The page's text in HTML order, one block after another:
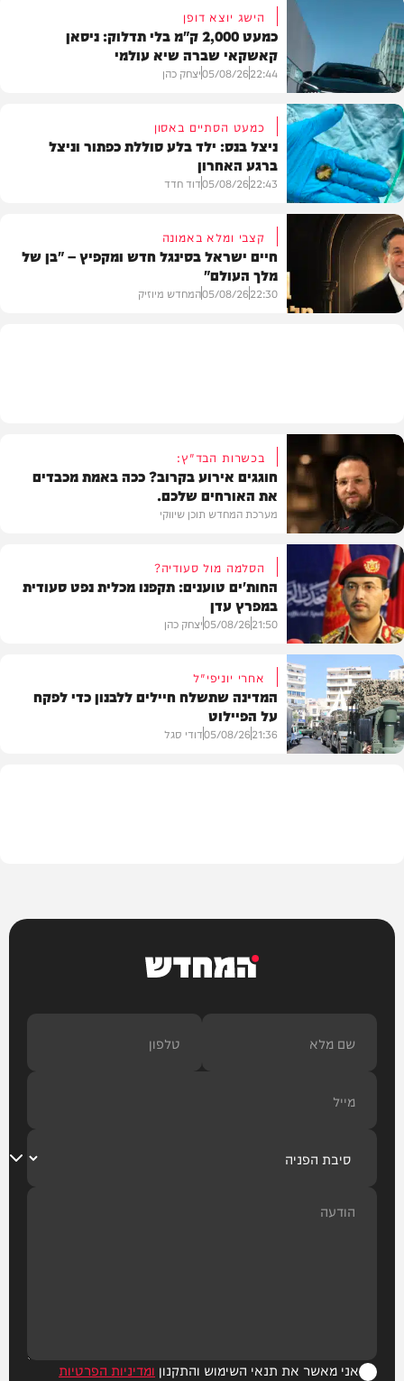
חדשות הרכב
הישג יוצא דופן
כמעט 2,000 ק"מ בלי תדלוק: ניסאן
קאשקאי שברה שיא עולמי
22:44
05/08/26יצחק כהן
בריאות
כמעט הסתיים באסון
ניצל בנס: ילד בלע סוללת כפתור וניצל
ברגע האחרון
22:43
05/08/26דוד חדד
קצבי ומלא באמונה
חיים ישראל בסינגל חדש ומקפיץ – "בן של
מלך העולם"
22:30
05/08/26המחדש מיוזיק
תוכן שיווקי
בכשרות הבד"ץ:
חוגגים אירוע בקרוב? ככה באמת מכבדים
את האורחים שלכם.
מערכת המחדש תוכן שיווקי
צבא וביטחון
הסלמה מול סעודיה?
החות'ים טוענים: תקפנו מכלית נפט סעודית
במפרץ עדן
21:50
05/08/26יצחק כהן
אחרי יוניפי"ל
המדינה שתשלח חיילים ללבנון כדי לפקח
על הפיילוט
21:36
05/08/26דודי סגל
המחדש
אני מאשר את תנאי השימוש והתקנון ומדיניות הפרטיות